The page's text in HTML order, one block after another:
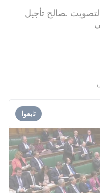
لصالح تأجيل
تابعوا